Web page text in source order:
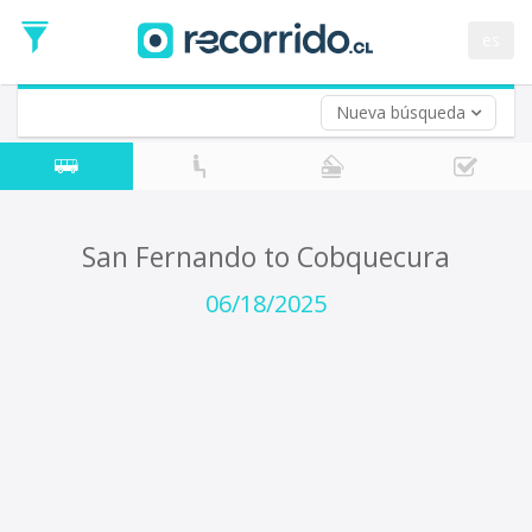
Nueva búsqueda
Date
Return trip (opt)
Return
Date
San Fernando to Cobquecura
06/18/2025